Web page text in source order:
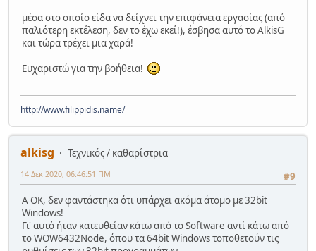
μέσα στο οποίο είδα να δείχνει την επιφάνεια εργασίας (από
παλιότερη εκτέλεση, δεν το έχω εκεί!), έσβησα αυτό το AlkisG
και τώρα τρέχει μια χαρά!
Ευχαριστώ για την βοήθεια!
http://www.filippidis.name/
alkisg
Τεχνικός / καθαρίστρια
#9
14 Δεκ 2020, 06:46:51 ΠΜ
Α ΟΚ, δεν φαντάστηκα ότι υπάρχει ακόμα άτομο με 32bit
Windows!
Γι' αυτό ήταν κατευθείαν κάτω από το Software αντί κάτω από
το WOW6432Node, όπου τα 64bit Windows τοποθετούν τις